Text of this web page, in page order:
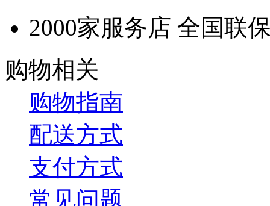
2000家服务店 全国联
购物相关
购物指南
配送方式
支付方式
常见问题